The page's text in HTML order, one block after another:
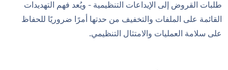
طلبات القروض إلى الإيداعات التنظيمية - ويُعد فهم التهديدات
القائمة على الملفات والتخفيف من حدتها أمرًا ضروريًا للحفاظ
على سلامة العمليات والامتثال التنظيمي.